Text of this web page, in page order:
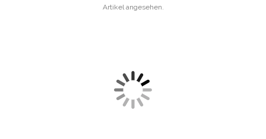
Artikel angesehen.